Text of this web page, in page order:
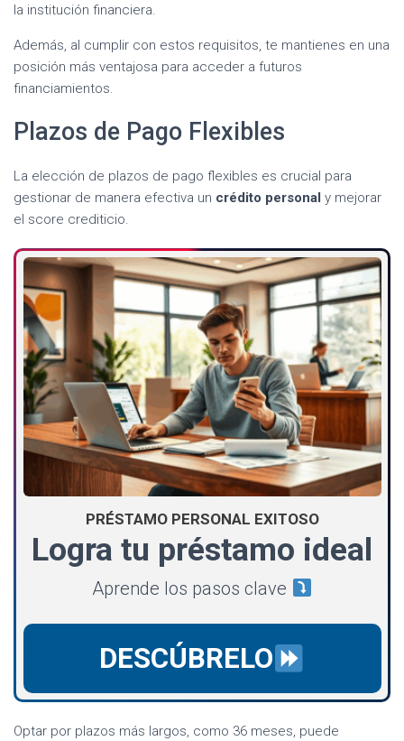
la institución financiera.
Además, al cumplir con estos requisitos, te mantienes en una
posición más ventajosa para acceder a futuros
financiamientos.
Plazos de Pago Flexibles
La elección de plazos de pago flexibles es crucial para
gestionar de manera efectiva un crédito personal y mejorar
el score crediticio.
PRÉSTAMO PERSONAL EXITOSO
Logra tu préstamo ideal
Aprende los pasos clave
DESCÚBRELO
Optar por plazos más largos, como 36 meses, puede